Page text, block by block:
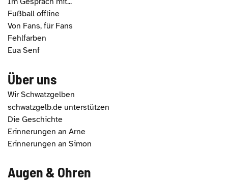
Fußball offline
Von Fans, für Fans
Fehlfarben
Eua Senf
Über uns
Wir Schwatzgelben
schwatzgelb.de unterstützen
Die Geschichte
Erinnerungen an Arne
Erinnerungen an Simon
Augen & Ohren